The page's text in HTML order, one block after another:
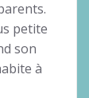
petite
son
à